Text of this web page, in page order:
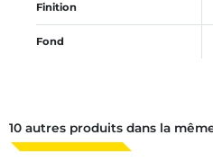
Finition
Fond
10 autres produits dans la